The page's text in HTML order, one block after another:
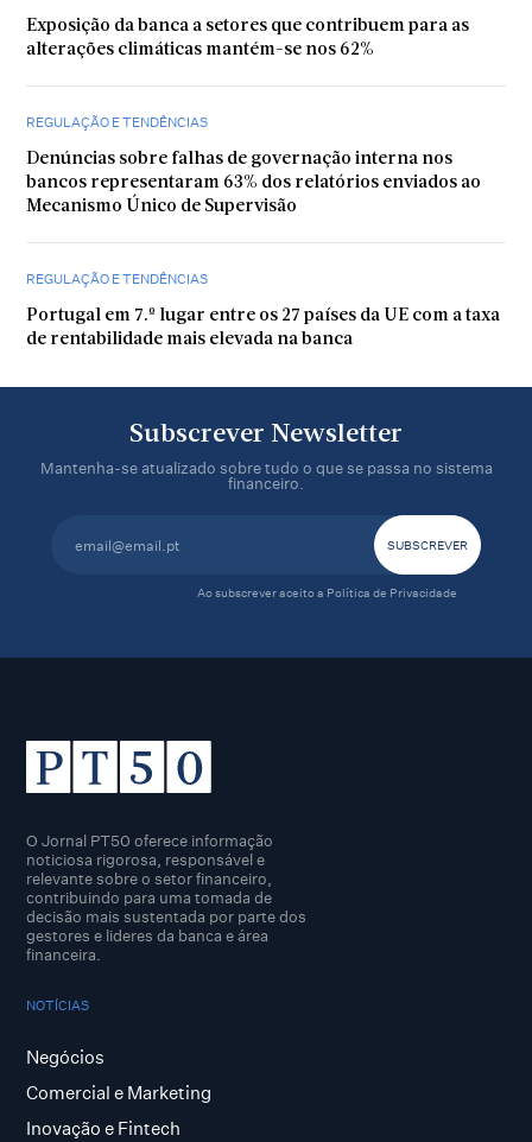
Exposição da banca a setores que contribuem para as
alterações climáticas mantém-se nos 62%
REGULAÇÃO E TENDÊNCIAS
Denúncias sobre falhas de governação interna nos
bancos representaram 63% dos relatórios enviados ao
Mecanismo Único de Supervisão
REGULAÇÃO E TENDÊNCIAS
Portugal em 7.º lugar entre os 27 países da UE com a taxa
de rentabilidade mais elevada na banca
Subscrever Newsletter
Mantenha-se atualizado sobre tudo o que se passa no sistema
financeiro.
Ao subscrever aceito a Política de Privacidade
O Jornal PT50 oferece informação
noticiosa rigorosa, responsável e
relevante sobre o setor financeiro,
contribuindo para uma tomada de
decisão mais sustentada por parte dos
gestores e lideres da banca e área
financeira.
NOTÍCIAS
Negócios
Comercial e Marketing
Inovação e Fintech